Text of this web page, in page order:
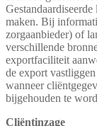
maken. Bij
zorgaanbieder) of
verschillende
exportfaciliteit
de export
wanneer
bijgehouden te
Cliëntinzage